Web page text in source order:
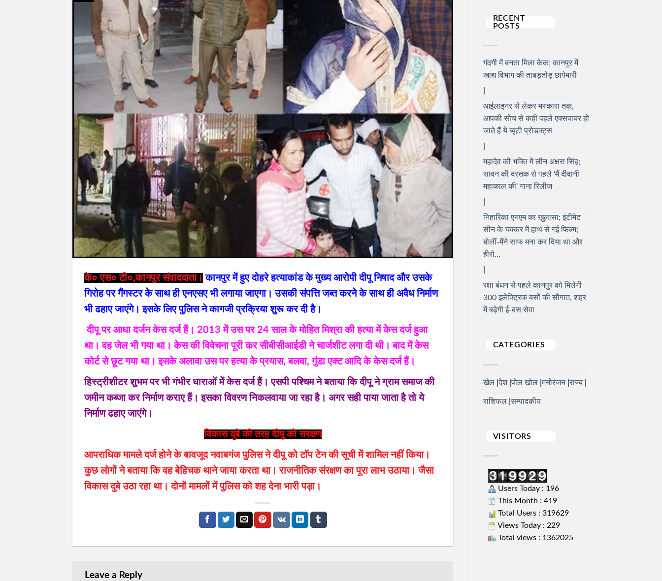
के० एस० टी०,कानपुर संवाददाता। कानपुर में हुए दोहरे हत्याकांड के मुख्य आरोपी दीपू निषाद और उसके
गिरोह पर गैंगस्टर के साथ ही एनएसए भी लगाया जाएगा। उसकी संपत्ति जब्त करने के साथ ही अवैध निर्माण
भी ढहाए जाएंगे। इसके लिए पुलिस ने कागजी प्रक्रिया शुरू कर दी है।
दीपू पर आधा दर्जन केस दर्ज हैं। 2013 में उस पर 24 साल के मोहित मिश्रा की हत्या में केस दर्ज हुआ
था। वह जेल भी गया था। केस की विवेचना पूरी कर सीबीसीआईडी ने चार्जशीट लगा दी थी। बाद में केस
कोर्ट से छूट गया था। इसके अलावा उस पर हत्या के प्रयास, बलवा, गुंडा एक्ट आदि के केस दर्ज हैं।
हिस्ट्रीशीटर शुभम पर भी गंभीर धाराओं में केस दर्ज हैं। एसपी पश्चिम ने बताया कि दीपू ने ग्राम समाज की
जमीन कब्जा कर निर्माण कराए हैं। इसका विवरण निकलवाया जा रहा है। अगर सही पाया जाता है तो ये
निर्माण ढहाए जाएंगे।
विकास दुबे की तरह दीपू को संरक्षण
आपराधिक मामले दर्ज होने के बावजूद नवाबगंज पुलिस ने दीपू को टॉप टेन की सूची में शामिल नहीं किया।
कुछ लोगों ने बताया कि वह बेहिचक थाने जाया करता था। राजनीतिक संरक्षण का पूरा लाभ उठाया। जैसा
विकास दुबे उठा रहा था। दोनों मामलों में पुलिस को शह देना भारी पड़ा।
Leave a Reply
RECENT
POSTS
गंदगी में बनता मिला केक; कानपुर में
खाद्य विभाग की ताबड़तोड़ छापेमारी
आईलाइनर से लेकर मस्कारा तक,
आपकी सोच से कहीं पहले एक्सपायर हो
जाते हैं ये ब्यूटी प्रोडक्ट्स
महादेव की भक्ति में लीन अक्षरा सिंह;
सावन की दस्तक से पहले ‘मैं दीवानी
महाकाल की’ गाना रिलीज
निहारिका एनएम का खुलासा; इंटीमेट
सीन के चक्कर में हाथ से गई फिल्म;
बोलीं-मैंने साफ मना कर दिया था और
हीरो…
रक्षा बंधन से पहले कानपुर को मिलेगी
300 इलेक्ट्रिक बसों की सौगात, शहर
में बढ़ेगी ई-बस सेवा
CATEGORIES
खेल देश पोल खोल मनोरंजन राज्य
राशिफल सम्पादकीय
VISITORS
Users Today : 196
This Month : 419
Total Users : 319629
Views Today : 229
Total views : 1362025